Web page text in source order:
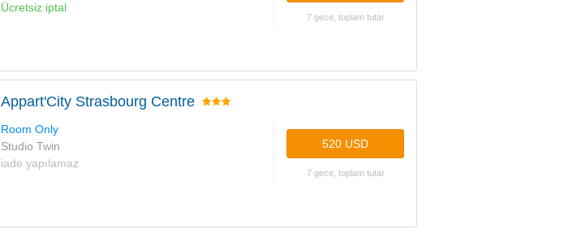
Ücretsiz iptal
7 gece, toplam tutar
Appart'City Strasbourg Centre
Room Only
Studio Twin
iade yapılamaz
520 USD
7 gece, toplam tutar